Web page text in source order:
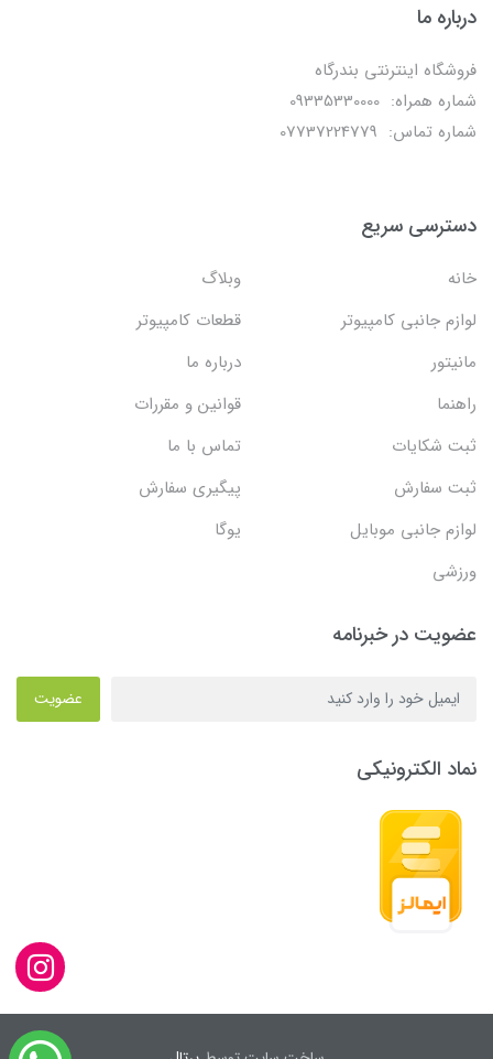
درباره ما
فروشگاه اینترنتی بندرگاه
شماره همراه: 09335330000
شماره تماس: 07737224779
دسترسی سریع
خانه
وبلاگ
لوازم جانبی کامپیوتر
قطعات کامپیوتر
مانیتور
درباره ما
راهنما
قوانین و مقررات
ثبت شکایات
تماس با ما
ثبت سفارش
پیگیری سفارش
لوازم جانبی موبایل
یوگا
ورزشی
عضویت در خبرنامه
عضویت
نماد الکترونیکی